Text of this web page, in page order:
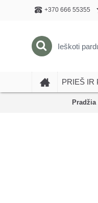
+370 666 55355
PRIEŠ IR
Pradžia